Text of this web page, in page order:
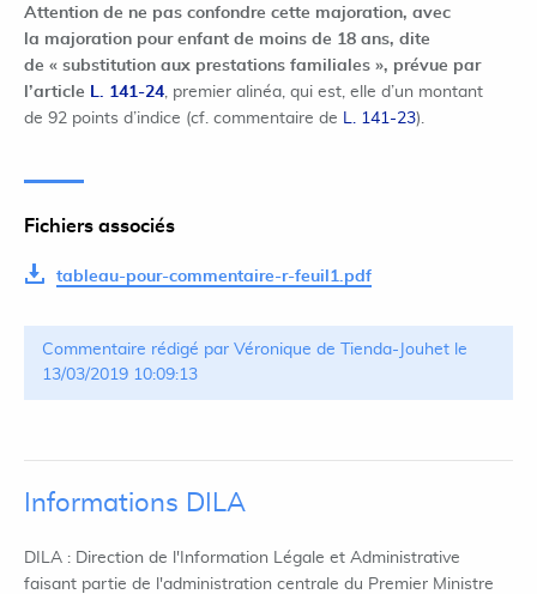
Attention de ne pas confondre cette majoration, avec
la majoration pour enfant de moins de 18 ans, dite
de « substitution aux prestations familiales », prévue par
l’article L. 141-24, premier alinéa, qui est, elle d’un montant
de 92 points d’indice (cf. commentaire de L. 141-23).
Fichiers associés
tableau-pour-commentaire-r-feuil1.pdf
Commentaire rédigé par Véronique de Tienda-Jouhet le
13/03/2019 10:09:13
Informations DILA
DILA : Direction de l'Information Légale et Administrative
faisant partie de l'administration centrale du Premier Ministre